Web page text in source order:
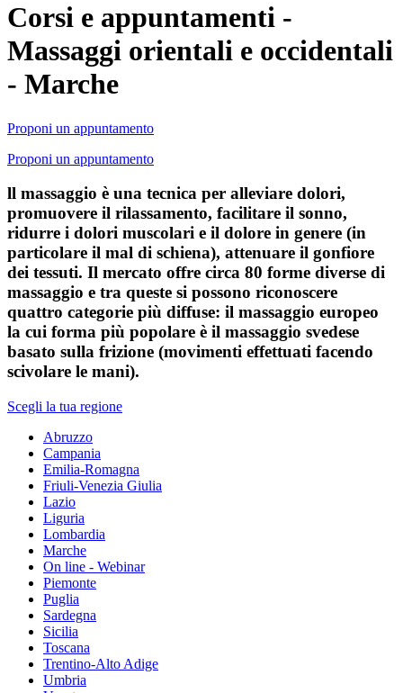
Corsi e appuntamenti -
Massaggi orientali e occidentali
- Marche
Proponi un appuntamento
Proponi un appuntamento
ll massaggio è una tecnica per alleviare dolori,
promuovere il rilassamento, facilitare il sonno,
ridurre i dolori muscolari e il dolore in genere (in
particolare il mal di schiena), attenuare il gonfiore
dei tessuti. Il mercato offre circa 80 forme diverse di
massaggio e tra queste si possono riconoscere
quattro categorie più diffuse: il massaggio europeo
la cui forma più popolare è il massaggio svedese
basato sulla frizione (movimenti effettuati facendo
scivolare le mani).
Scegli la tua regione
Abruzzo
Campania
Emilia-Romagna
Friuli-Venezia Giulia
Lazio
Liguria
Lombardia
Marche
On line - Webinar
Piemonte
Puglia
Sardegna
Sicilia
Toscana
Trentino-Alto Adige
Umbria